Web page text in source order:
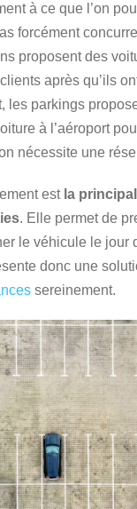
à ce que l’on
forcément
proposent des
après qu’ils
les parkings
à l’aéroport
nécessite une
est la
. Elle permet de
le véhicule le jour
donc une
sereinement.